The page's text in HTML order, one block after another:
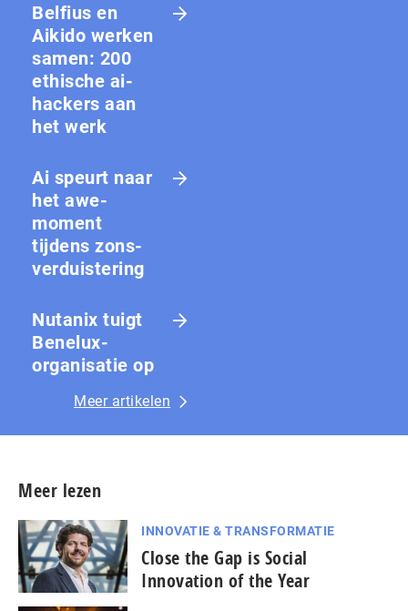
Belfius en
Aikido werken
samen: 200
ethische ai-
hackers aan
het werk
Ai speurt naar
het awe-
moment
tijdens zons­
ver­duis­te­ring
Nutanix tuigt
Benelux-
organisatie op
Meer artikelen
Meer lezen
INNOVATIE & TRANSFORMATIE
Close the Gap is Social
Innovation of the Year